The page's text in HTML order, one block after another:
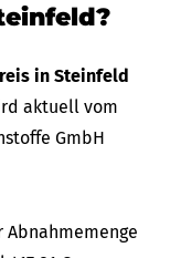
in Steinfeld
aktuell vom
GmbH